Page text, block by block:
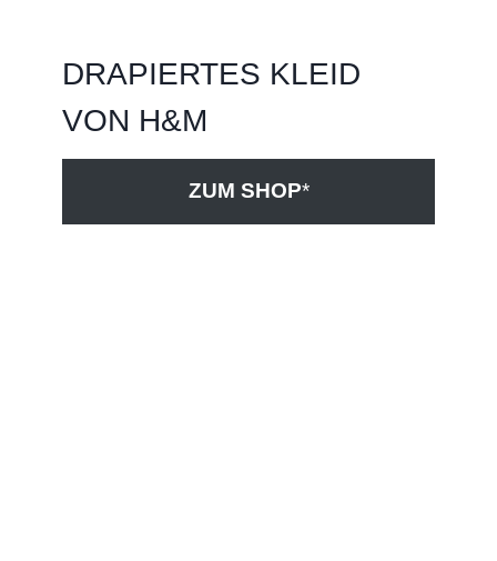
DRAPIERTES KLEID
VON H&M
ZUM SHOP*